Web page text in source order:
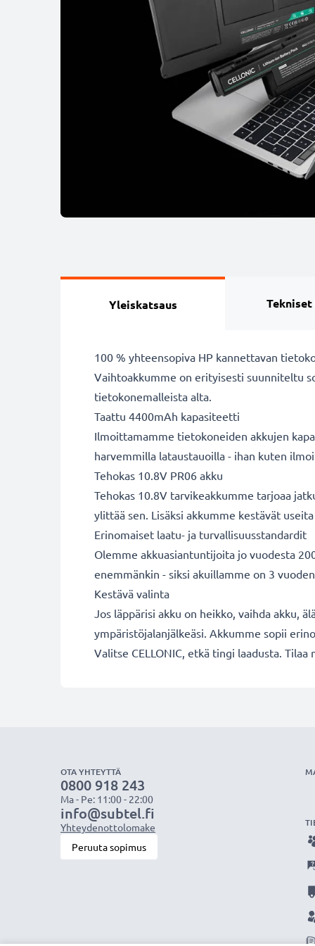
Yleiskatsaus
100 % yhteensopiva HP kannettavan
Vaihtoakkumme on erityisesti suunniteltu
tietokonemalleista alta.
Taattu 4400mAh kapasiteetti
Ilmoittamamme tietokoneiden akkujen
harvemmilla lataustauoilla - ihan kuten
Tehokas 10.8V PR06 akku
Tehokas 10.8V tarvikeakkumme tarjoaa
ylittää sen. Lisäksi akkumme kestävät useita
Erinomaiset laatu- ja turvallisuusstandardit
Olemme akkuasiantuntijoita jo vuodesta
enemmänkin - siksi akuillamme on 3 vuoden
Kestävä valinta
Jos läppärisi akku on heikko, vaihda akku,
ympäristöjalanjälkeäsi. Akkumme sopii
Valitse CELLONIC, etkä tingi laadusta. Tilaa
OTA YHTEYTTÄ
0800 918 243
Ma - Pe: 11:00 - 22:00
info@subtel.fi
Yhteydenottolomake
Peruuta sopimus